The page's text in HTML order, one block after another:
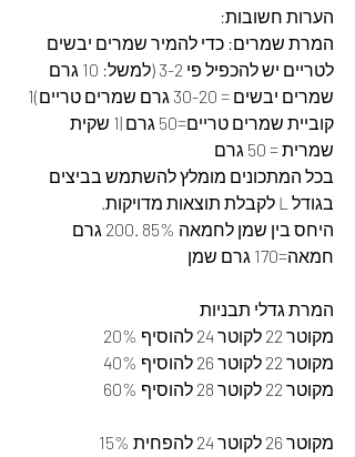
הערות חשובות:
המרת שמרים: כדי להמיר שמרים יבשים
לטריים יש להכפיל פי 3-2 (למשל: 10 גרם
קוביית שמרים טריים=50 גרם |1 שקית
שמרית = 50 גרם
בכל המתכונים מומלץ להשתמש בביצים
בגודל L לקבלת תוצאות מדויקות.
היחס בין שמן לחמאה 85% .200 גרם
חמאה=170 גרם שמן
המרת גדלי תבניות
מקוטר 22 לקוטר 24 להוסיף 20%
מקוטר 22 לקוטר 26 להוסיף 40%
מקוטר 22 לקוטר 28 להוסיף 60%
מקוטר 26 לקוטר 24 להפחית 15%